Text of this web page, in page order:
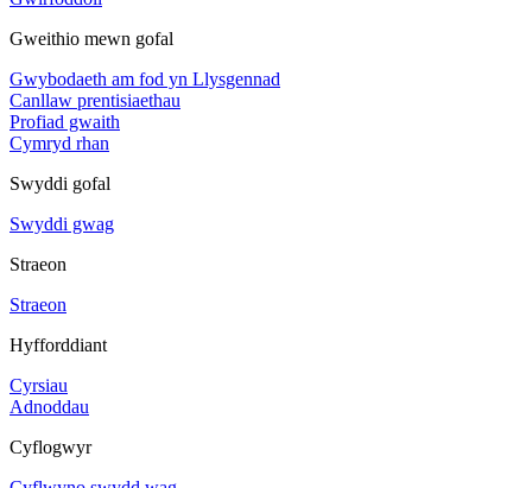
Gweithio mewn gofal
Gwybodaeth am fod yn Llysgennad
Canllaw prentisiaethau
Profiad gwaith
Cymryd rhan
Swyddi gofal
Swyddi gwag
Straeon
Straeon
Hyfforddiant
Cyrsiau
Adnoddau
Cyflogwyr